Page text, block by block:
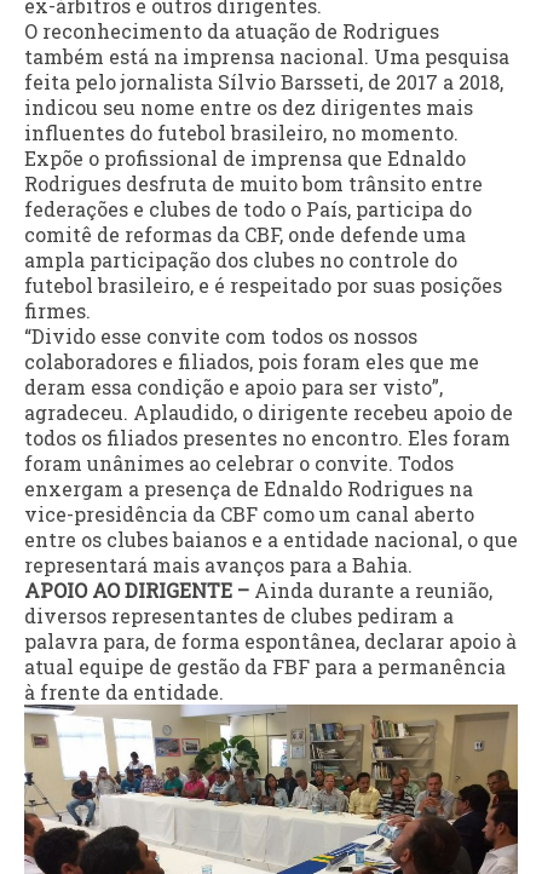
O reconhecimento da atuação de Rodrigues
também está na imprensa nacional. Uma pesquisa
feita pelo jornalista Sílvio Barsseti, de 2017 a 2018,
indicou seu nome entre os dez dirigentes mais
influentes do futebol brasileiro, no momento.
Expõe o profissional de imprensa que Ednaldo
Rodrigues desfruta de muito bom trânsito entre
federações e clubes de todo o País, participa do
comitê de reformas da CBF, onde defende uma
ampla participação dos clubes no controle do
futebol brasileiro, e é respeitado por suas posições
firmes.
“Divido esse convite com todos os nossos
colaboradores e filiados, pois foram eles que me
deram essa condição e apoio para ser visto”,
agradeceu. Aplaudido, o dirigente recebeu apoio de
todos os filiados presentes no encontro. Eles foram
foram unânimes ao celebrar o convite. Todos
enxergam a presença de Ednaldo Rodrigues na
vice-presidência da CBF como um canal aberto
entre os clubes baianos e a entidade nacional, o que
representará mais avanços para a Bahia.
APOIO AO DIRIGENTE – Ainda durante a reunião,
diversos representantes de clubes pediram a
palavra para, de forma espontânea, declarar apoio à
atual equipe de gestão da FBF para a permanência
à frente da entidade.